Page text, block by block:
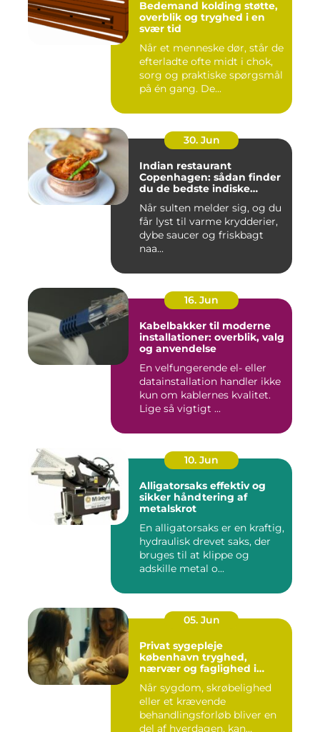
Bedemand kolding støtte,
overblik og tryghed i en
svær tid
Når et menneske dør, står de
efterladte ofte midt i chok,
sorg og praktiske spørgsmål
på én gang. De...
30. Jun
Indian restaurant
Copenhagen: sådan finder
du de bedste indiske
Når sulten melder sig, og du
får lyst til varme krydderier,
dybe saucer og friskbagt
naa...
16. Jun
Kabelbakker til moderne
installationer: overblik, valg
og anvendelse
En velfungerende el- eller
datainstallation handler ikke
kun om kablernes kvalitet.
Lige så vigtigt ...
10. Jun
Alligatorsaks effektiv og
sikker håndtering af
metalskrot
En alligatorsaks er en kraftig,
hydraulisk drevet saks, der
bruges til at klippe og
adskille metal o...
05. Jun
Privat sygepleje
københavn tryghed,
nærvær og faglighed i
Når sygdom, skrøbelighed
eller et krævende
behandlingsforløb bliver en
del af hverdagen, kan